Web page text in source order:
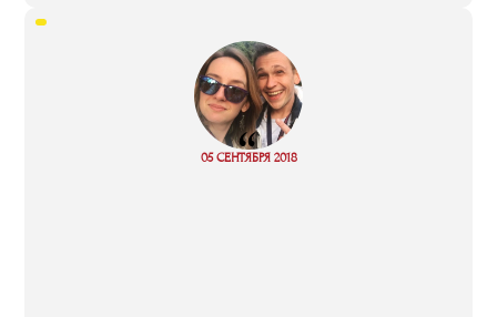
“
05 СЕНТЯБРЯ 2018